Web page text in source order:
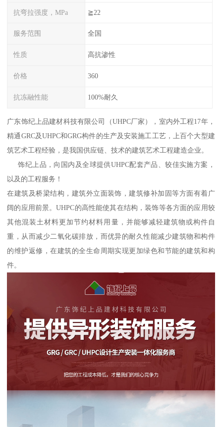
抗弯拉强度，MPa ≧22
服务范围 全国
性质 高抗渗性
价格 360
抗冻融性能 100%耐久
广东饰纪上品建材科技有限公司（UHPC厂家），室内外工程17年，
精通GRC及UHPC和GRG构件的生产及安装施工工艺，上百个大型建
筑艺术工程经验，是我国供应链、技术的建筑艺术工程建造企业。
饰纪上品，向国内及全球提供UHPC配套产品、较佳实施方案，
以及的工程服务！
在建筑及桥梁结构，建筑外立面装饰，建筑修补加固等方面有着广
阔的应用前景。UHPC的高性能使其在结构，装饰等各方面的应用较
其他混装土材料更加节约材料用量，并能够减轻建筑物或构件自
重，从而减少二氧化碳排放，而优异的耐久性能减少建筑物和构件
的维护返修，在建筑的全生命周期实现更加绿色和节能的建筑和构
件。